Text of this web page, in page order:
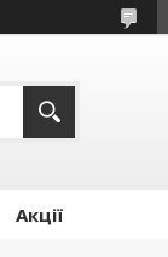
Акції